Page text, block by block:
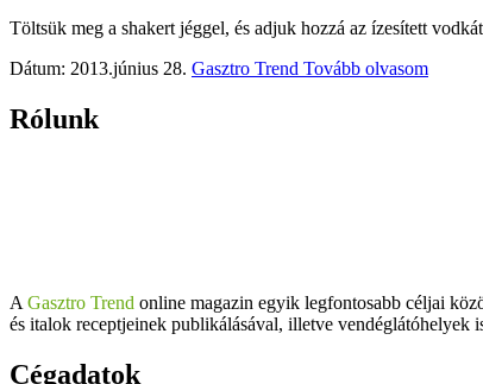
Töltsük meg a shakert jéggel, és adjuk hozzá az ízesített
Dátum: 2013.június 28. Gasztro Trend Tovább olvasom
Rólunk
A Gasztro Trend online magazin egyik legfontosabb céljai
és italok receptjeinek publikálásával, illetve vendéglátóhelyek
Cégadatok